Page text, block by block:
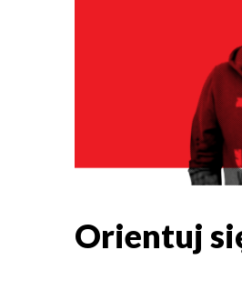
Orientuj